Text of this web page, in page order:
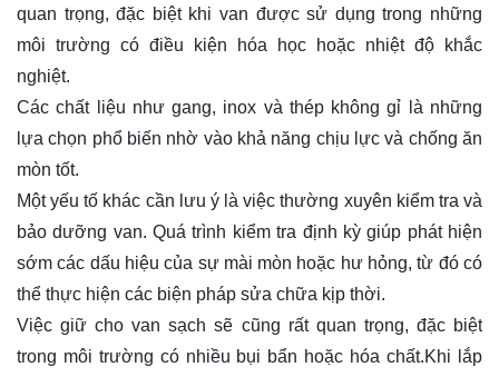
quan trọng, đặc biệt khi van được sử dụng trong những
môi trường có điều kiện hóa học hoặc nhiệt độ khắc
nghiệt.
Các chất liệu như gang, inox và thép không gỉ là những
lựa chọn phổ biến nhờ vào khả năng chịu lực và chống ăn
mòn tốt.
Một yếu tố khác cần lưu ý là việc thường xuyên kiểm tra và
bảo dưỡng van. Quá trình kiểm tra định kỳ giúp phát hiện
sớm các dấu hiệu của sự mài mòn hoặc hư hỏng, từ đó có
thể thực hiện các biện pháp sửa chữa kịp thời.
Việc giữ cho van sạch sẽ cũng rất quan trọng, đặc biệt
trong môi trường có nhiều bụi bẩn hoặc hóa chất.Khi lắp